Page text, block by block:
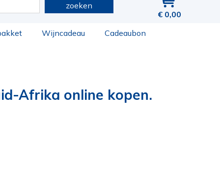
0,00
zoeken
Wijncadeau Cadeaubon
Afrika online kopen.